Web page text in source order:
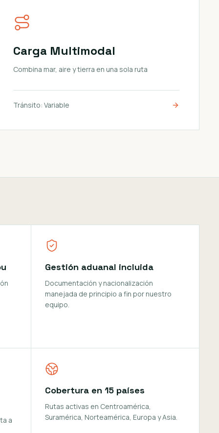
Carga Multimodal
Combina mar, aire y tierra en una sola ruta
Tránsito: Variable
Gestión aduanal incluida
Documentación y nacionalización
manejada de principio a fin por nuestro
equipo.
a
Cobertura en 15 países
Rutas activas en Centroamérica,
Suramérica, Norteamérica, Europa y Asia.